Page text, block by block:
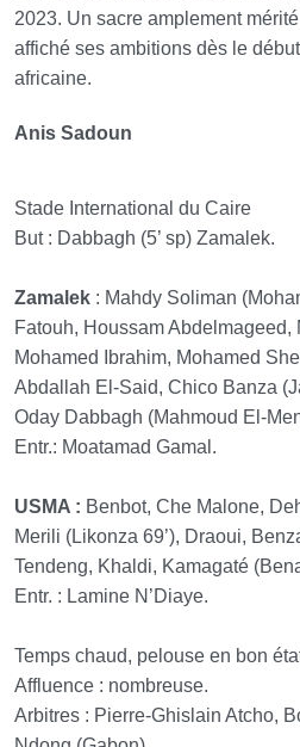
2023. Un sacre amplement
affiché ses ambitions dès le
africaine.
Anis Sadoun
Stade International du Caire
But : Dabbagh (5’ sp) Zamalek.
Zamalek : Mahdy Soliman
Fatouh, Houssam Abdelmageed,
Mohamed Ibrahim, Mohamed
Abdallah El-Said, Chico Banza
Oday Dabbagh (Mahmoud El-
Entr.: Moatamad Gamal.
USMA : Benbot, Che Malone,
Merili (Likonza 69’), Draoui,
Tendeng, Khaldi, Kamagaté
Entr. : Lamine N’Diaye.
Temps chaud, pelouse en bon
Affluence : nombreuse.
Arbitres : Pierre-Ghislain Atcho,